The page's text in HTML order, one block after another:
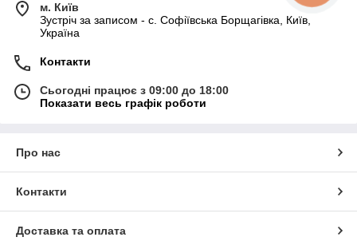
м. Київ
Зустріч за записом - с. Софіївська Борщагівка, Київ,
Україна
Контакти
Сьогодні працює з 09:00 до 18:00
Показати весь графік роботи
Про нас
Контакти
Доставка та оплата